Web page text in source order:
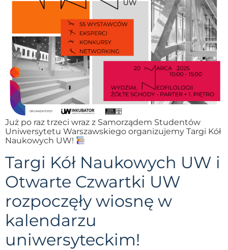
Już po raz trzeci wraz z Samorządem Studentów
Uniwersytetu Warszawskiego organizujemy Targi Kół
Naukowych UW!
Targi Kół Naukowych UW i
Otwarte Czwartki UW
rozpoczęły wiosnę w
kalendarzu
uniwersyteckim!